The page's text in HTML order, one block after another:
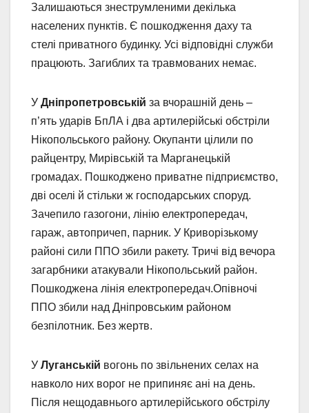
Залишаються знеструмленими декілька
населених пунктів. Є пошкодження даху та
стелі приватного будинку. Усі відповідні служби
працюють. Загиблих та травмованих немає.
У Дніпропетровській за вчорашній день –
п’ять ударів БпЛА і два артилерійські обстріли
Нікопольського району. Окупанти цілили по
райцентру, Мирівській та Марганецькій
громадах. Пошкоджено приватне підприємство,
дві оселі й стільки ж господарських споруд.
Зачепило газогони, лінію електропередач,
гараж, автопричеп, парник. У Криворізькому
районі сили ППО збили ракету. Тричі від вечора
загарбники атакували Нікопольський район.
Пошкоджена лінія електропередач.Опівночі
ППО збили над Дніпровським районом
безпілотник. Без жертв.
У Луганській вогонь по звільнених селах на
навколо них ворог не припиняє ані на день.
Після нещодавнього артилерійського обстрілу